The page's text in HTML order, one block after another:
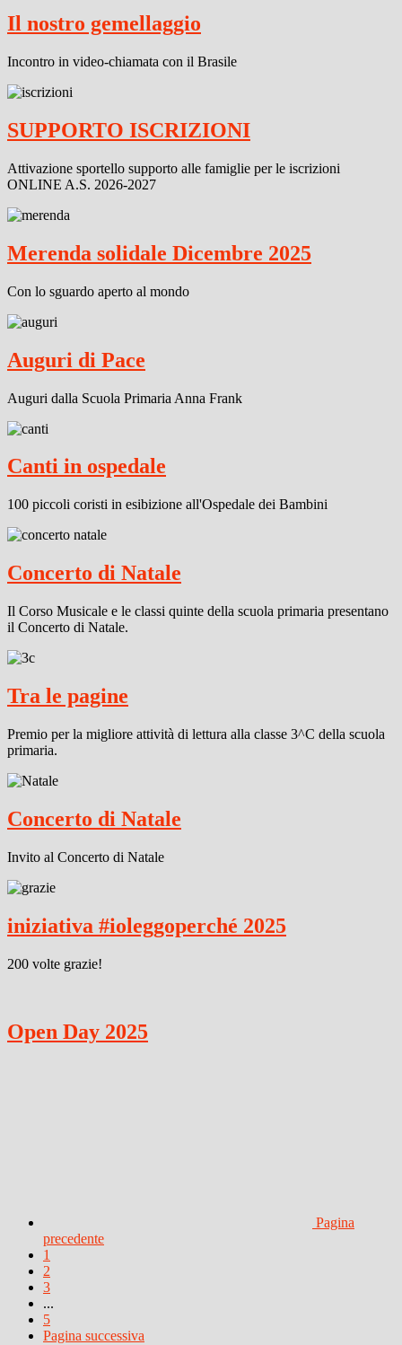
Il nostro gemellaggio
Incontro in video-chiamata con il Brasile
SUPPORTO ISCRIZIONI
Attivazione sportello supporto alle famiglie per le iscrizioni
ONLINE A.S. 2026-2027
Merenda solidale Dicembre 2025
Con lo sguardo aperto al mondo
Auguri di Pace
Auguri dalla Scuola Primaria Anna Frank
Canti in ospedale
100 piccoli coristi in esibizione all'Ospedale dei Bambini
Concerto di Natale
Il Corso Musicale e le classi quinte della scuola primaria presentano
il Concerto di Natale.
Tra le pagine
Premio per la migliore attività di lettura alla classe 3^C della scuola
primaria.
Concerto di Natale
Invito al Concerto di Natale
iniziativa #ioleggoperché 2025
200 volte grazie!
Open Day 2025
Pagina
precedente
1
2
3
...
5
Pagina successiva